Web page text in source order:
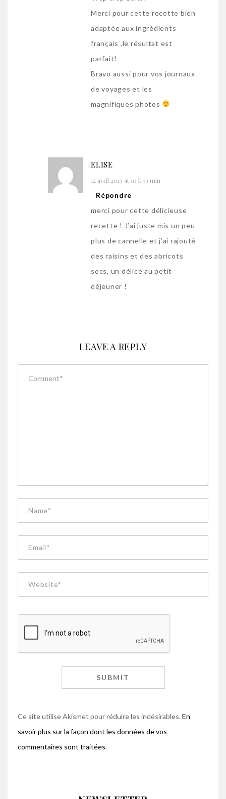
Merci pour cette recette bien
adaptée aux ingrédients
français ,le résultat est
parfait!
Bravo aussi pour vos journaux
de voyages et les
magnifiques photos
ELISE
12 avril 2013 at 10 h 53 min
Répondre
merci pour cette délicieuse
recette ! J’ai juste mis un peu
plus de cannelle et j’ai rajouté
des raisins et des abricots
secs, un délice au petit
déjeuner !
LEAVE A REPLY
Ce site utilise Akismet pour réduire les indésirables. En
savoir plus sur la façon dont les données de vos
commentaires sont traitées.